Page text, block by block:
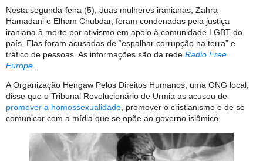
Nesta segunda-feira (5), duas mulheres iranianas, Zahra
Hamadani e Elham Chubdar, foram condenadas pela justiça
iraniana à morte por ativismo em apoio à comunidade LGBT do
país. Elas foram acusadas de “espalhar corrupção na terra” e
tráfico de pessoas. As informações são da rede Radio Free
Europe
A Organização Hengaw Pelos Direitos Humanos, uma ONG local,
disse que o Tribunal Revolucionário de Urmia as acusou de
promover a homossexualidade, promover o cristianismo e de se
comunicar com a mídia que se opõe ao governo islâmico.